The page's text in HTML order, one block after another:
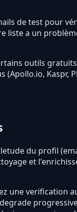
de test pour
liste a un
outils
Kaspr,
du profil
et
une verification